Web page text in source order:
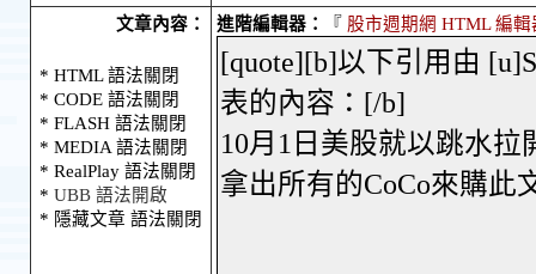
文章內容：
* HTML 語法關閉
* CODE 語法關閉
* FLASH 語法關閉
* MEDIA 語法關閉
* RealPlay 語法關閉
* UBB 語法開啟
* 隱藏文章 語法關閉
進階編輯器： 『 股市週期網 HTML 編輯